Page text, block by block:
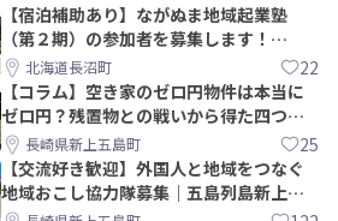
【宿泊補助あり】ながぬま地域起業塾
（第２期）の参加者を募集します！
【8/21〆】
北海道長沼町 22
【コラム】空き家のゼロ円物件は本当に
ゼロ円？残置物との戦いから得た四つの
教訓｜新上五島町
長崎県新上五島町 25
【交流好き歓迎】外国人と地域をつなぐ
地域おこし協力隊募集｜五島列島新上五
島町